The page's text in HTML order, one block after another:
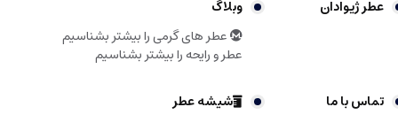
عطر ژیوادان
وبلاگ
عطر های گرمی را بیشتر بشناسیم
عطر و رایحه را بیشتر بشناسیم
تماس با ما شیشه عطر